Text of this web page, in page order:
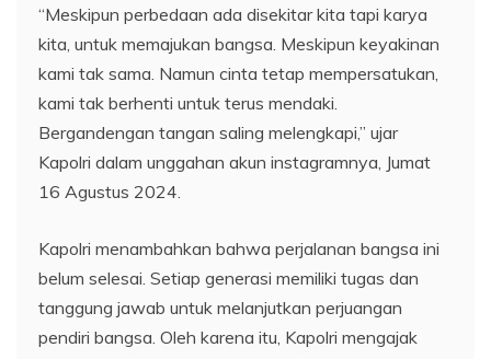
“Meskipun perbedaan ada disekitar kita tapi karya
kita, untuk memajukan bangsa. Meskipun keyakinan
kami tak sama. Namun cinta tetap mempersatukan,
kami tak berhenti untuk terus mendaki.
Bergandengan tangan saling melengkapi,” ujar
Kapolri dalam unggahan akun instagramnya, Jumat
16 Agustus 2024.
Kapolri menambahkan bahwa perjalanan bangsa ini
belum selesai. Setiap generasi memiliki tugas dan
tanggung jawab untuk melanjutkan perjuangan
pendiri bangsa. Oleh karena itu, Kapolri mengajak